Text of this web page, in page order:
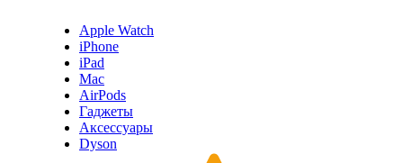
Apple Watch
iPhone
iPad
Mac
AirPods
Гаджеты
Аксессуары
Dyson